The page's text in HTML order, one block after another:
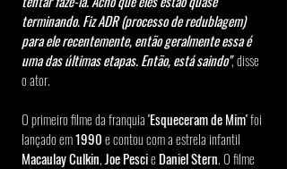
terminando. Fiz ADR (processo de redublagem)
para ele recentemente, então geralmente essa é
uma das últimas etapas. Então, está saindo", disse
o ator.
O primeiro filme da franquia 'Esqueceram de Mim' foi
lançado em 1990 e contou com a estrela infantil
Macaulay Culkin, Joe Pesci e Daniel Stern. O filme